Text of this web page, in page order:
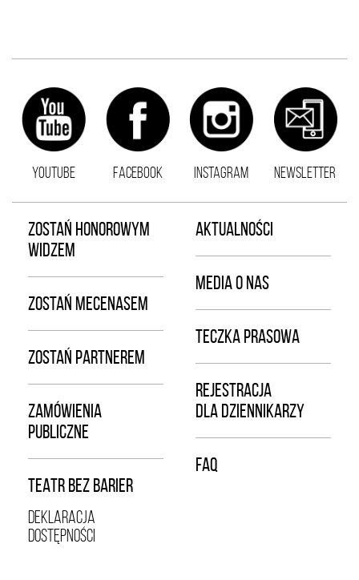
YOUTUBE FACEBOOK INSTAGRAM NEWSLETTER
ZOSTAŃ HONOROWYM
WIDZEM
ZOSTAŃ MECENASEM
ZOSTAŃ PARTNEREM
ZAMÓWIENIA
PUBLICZNE
TEATR BEZ BARIER
DEKLARACJA
DOSTĘPNOŚCI
AKTUALNOŚCI
MEDIA O NAS
TECZKA PRASOWA
REJESTRACJA
DLA DZIENNIKARZY
FAQ